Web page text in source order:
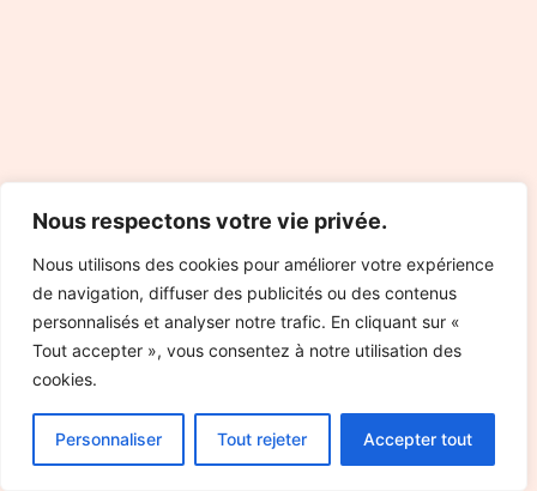
Nous respectons votre vie privée.
Nous utilisons des cookies pour améliorer votre expérience
de navigation, diffuser des publicités ou des contenus
personnalisés et analyser notre trafic. En cliquant sur «
Tout accepter », vous consentez à notre utilisation des
cookies.
Personnaliser Tout rejeter Accepter tout